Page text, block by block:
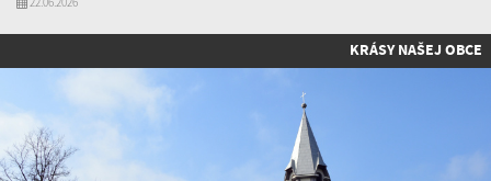
KRÁSY NAŠEJ OBCE